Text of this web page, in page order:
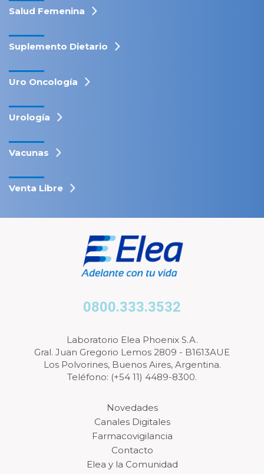
Salud Femenina
Suplemento Dietario
Uro Oncología
Urología
Vacunas
Venta Libre
0800.333.3532
Laboratorio Elea Phoenix S.A.
Gral. Juan Gregorio Lemos 2809 - B1613AUE
Los Polvorines, Buenos Aires, Argentina.
Teléfono: (+54 11) 4489-8300.
Novedades
Canales Digitales
Farmacovigilancia
Contacto
Elea y la Comunidad